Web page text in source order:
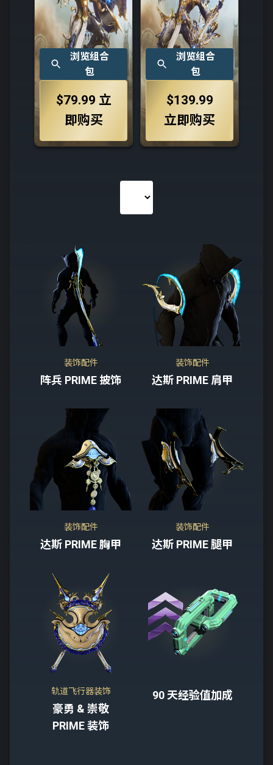
浏览组合
包
$79.99 立
即购买
浏览组合
包
$139.99
立即购买
装饰配件
阵兵 PRIME 披饰
装饰配件
达斯 PRIME 肩甲
装饰配件
达斯 PRIME 胸甲
装饰配件
达斯 PRIME 腿甲
轨道飞行器装饰
豪勇 & 崇敬
PRIME 装饰
90 天经验值加成